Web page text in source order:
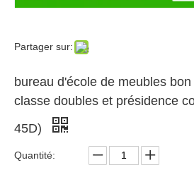
Partager sur:
bureau d'école de meubles
classe doubles et présidence
45D)
Quantité: